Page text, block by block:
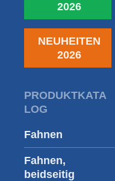
2026
NEUHEITEN
2026
PRODUKTKATA
LOG
Fahnen
Fahnen,
beidseitig